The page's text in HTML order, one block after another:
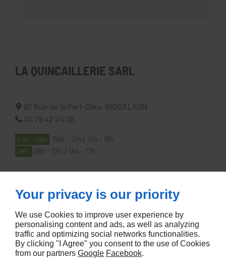
LA QUINCAILLERIE SARL
82 Rue de la Part-Dieu, 69003
LYON
04 78 42 24 08
Lun - Jeu
08h - 12h / 14h - 18h
Ven
08h - 12h / 14h - 17h
À PROPOS
Accueil
Contactez-nous
Mentions légales
Plan du site
Your privacy is our priority
We use Cookies to improve user experience by
personalising content and ads, as well as analyzing
traffic and optimizing social networks functionalities.
By clicking "I Agree" you consent to the use of Cookies
from our partners Google Facebook.